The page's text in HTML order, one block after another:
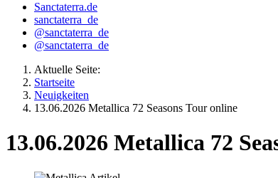
Sanctaterra.de
sanctaterra_de
@sanctaterra_de
@sanctaterra_de
Aktuelle Seite:
Startseite
Neuigkeiten
13.06.2026 Metallica 72 Seasons Tour online
13.06.2026 Metallica 72